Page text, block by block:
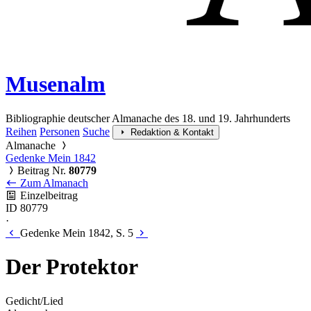
Musenalm
Bibliographie deutscher Almanache des 18. und 19. Jahrhunderts
Reihen Personen Suche Redaktion & Kontakt
Almanache
Gedenke Mein 1842
Beitrag Nr. 80779
Zum Almanach
Einzelbeitrag
ID 80779
·
Gedenke Mein 1842, S. 5
Der Protektor
Gedicht/Lied